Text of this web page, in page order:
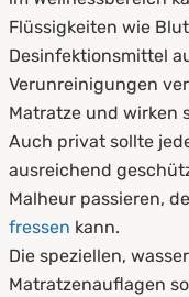
Flüssigkeiten wie
Desinfektionsmittel
Verunreinigungen
Matratze und wirken
Auch privat sollte
ausreichend
Malheur passieren,
fressen kann.
Die speziellen,
Matratzenauflagen